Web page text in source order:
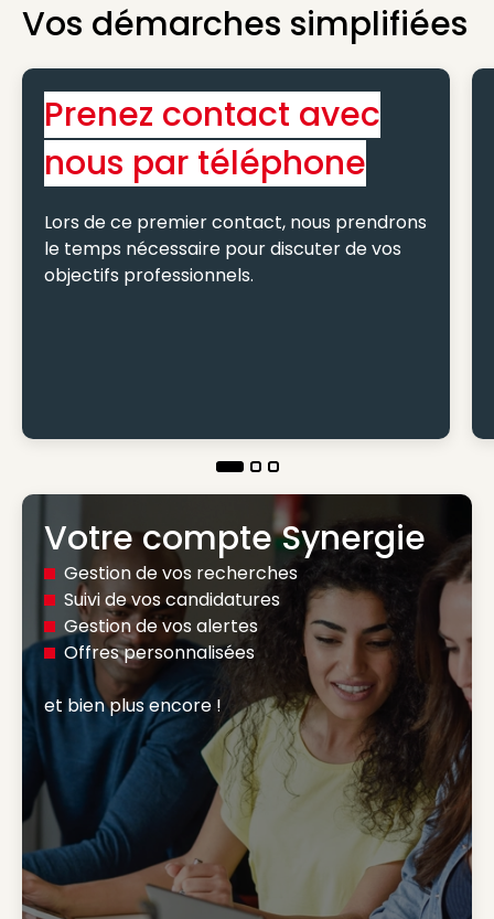
Vos démarches simplifiées
Prenez contact avec
nous par téléphone
Lors de ce premier contact, nous prendrons
le temps nécessaire pour discuter de vos
objectifs professionnels.
Votre compte Synergie
Gestion de vos recherches
Suivi de vos candidatures
Gestion de vos alertes
Offres personnalisées
et bien plus encore !